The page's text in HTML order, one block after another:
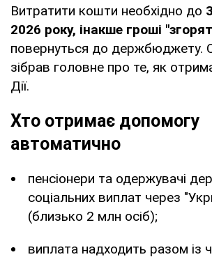
Витратити кошти необхідно до
2026 року, інакше гроші
повернуться до держбюджету.
зібрав головне про те, як
Дії.
Хто отримає допомогу
автоматично
пенсіонери та одержувачі
соціальних виплат через
(близько 2 млн осіб);
виплата надходить разом із